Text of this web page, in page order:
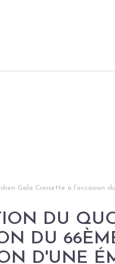
Gala Croisette à l’occasion
DU
DU
D'UNE